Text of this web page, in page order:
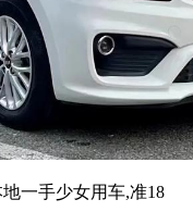
一手少女用车,准18